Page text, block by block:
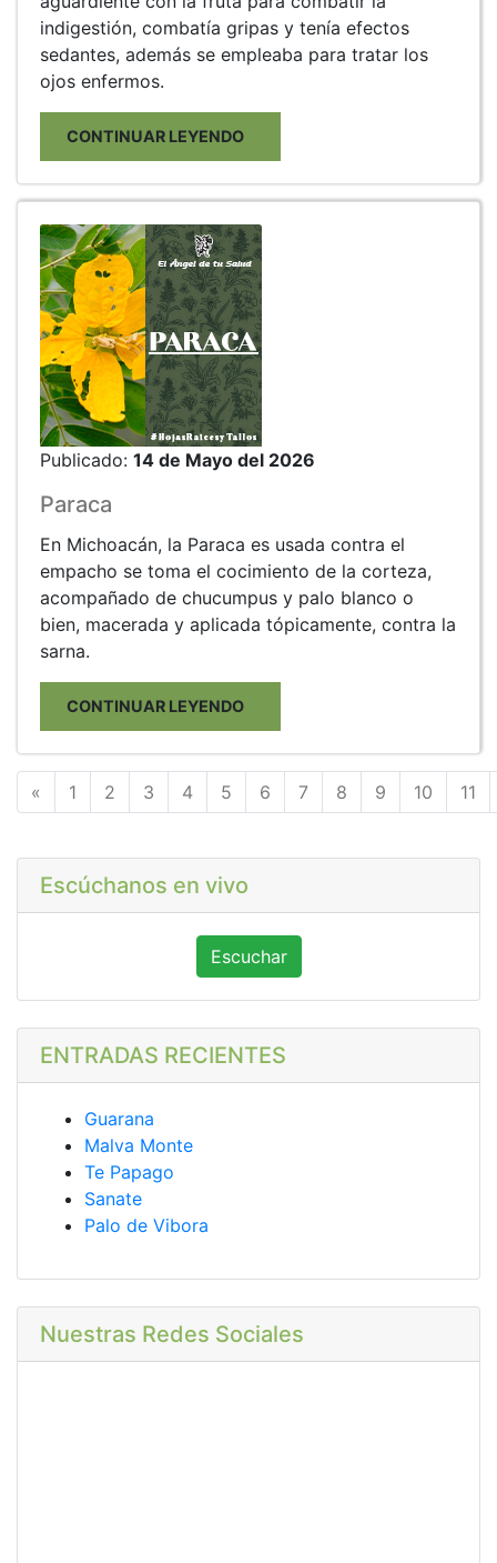
indigestión, combatía gripas y tenía efectos
sedantes, además se empleaba para tratar los
ojos enfermos.
CONTINUAR LEYENDO
Publicado: 14 de Mayo del 2026
Paraca
En Michoacán, la Paraca es usada contra el
empacho se toma el cocimiento de la corteza,
acompañado de chucumpus y palo blanco o
bien, macerada y aplicada tópicamente, contra la
sarna.
CONTINUAR LEYENDO
« Anterior
1 2 3 4 5 6 7 8 9 10 11
Escúchanos en vivo
Escuchar
ENTRADAS RECIENTES
Guarana
Malva Monte
Te Papago
Sanate
Palo de Vibora
Nuestras Redes Sociales